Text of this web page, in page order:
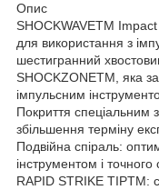
Опис
SHOCKWAVETM
для використання з
шестигранний
SHOCKZONETM, яка
імпульсним
Покриття спеціальним
збільшення терміну
Подвійна спіраль:
інструментом і точного
RAPID STRIKE TIPTM: